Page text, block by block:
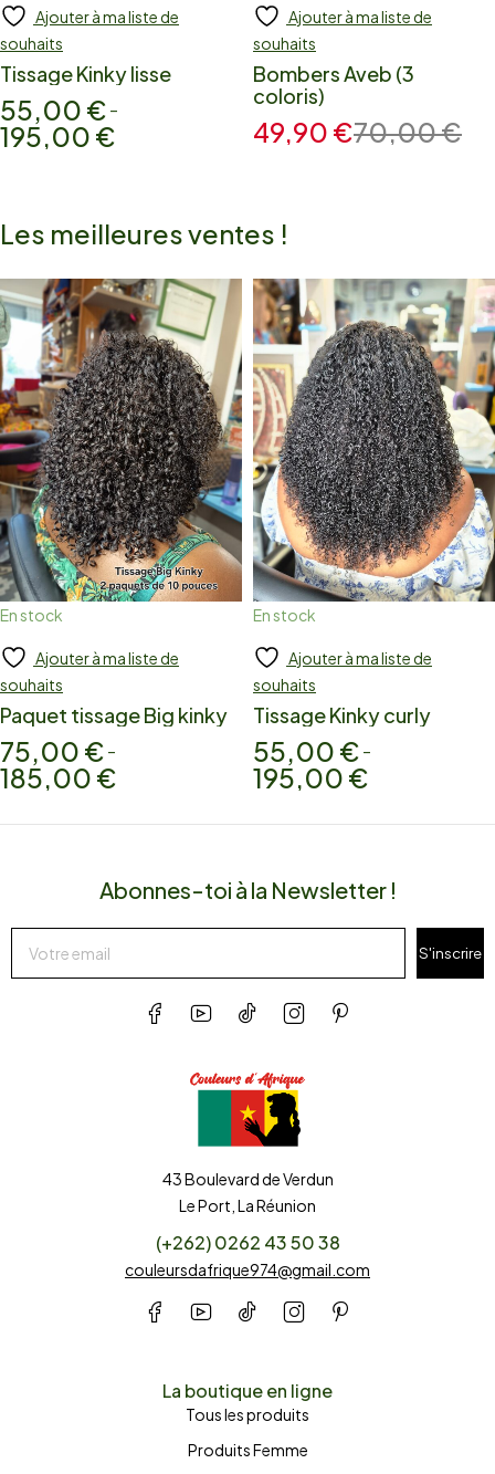
Add to cart
Ajouter à ma liste de
souhaits
Tissage Kinky lisse
55,00 € –
195,00 €
Add to cart
Ajouter à ma liste de
souhaits
Bombers Aveb (3
coloris)
70,00€
49,90 €
Les meilleures ventes !
En stock
Add to cart
Ajouter à ma liste de
souhaits
Paquet tissage Big kinky
75,00 € –
185,00 €
En stock
Add to cart
Ajouter à ma liste de
souhaits
Tissage Kinky curly
55,00 € –
195,00 €
43 Boulevard de Verdun
Le Port, La Réunion
(+262) 0262 43 50 38
couleursdafrique974@gmail.com
La boutique en ligne
Tous les produits
Produits Femme
Abonnes-toi à la Newsletter !
S'inscrire